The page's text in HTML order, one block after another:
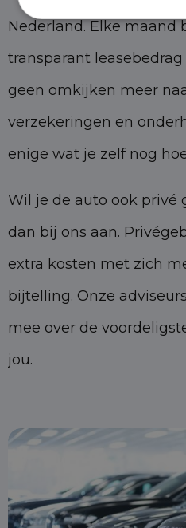
Nederland. Elke maand
transparant
geen omkijken meer
verzekeringen en
enige wat je zelf nog
Wil je de auto ook privé
dan bij ons aan.
extra kosten met zich
bijtelling. Onze
mee over de
jou.